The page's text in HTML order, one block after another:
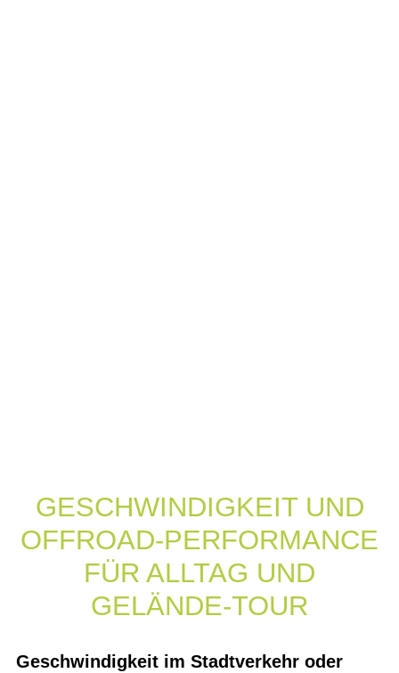
GESCHWINDIGKEIT UND
OFFROAD-PERFORMANCE
FÜR ALLTAG UND
GELÄNDE-TOUR
Geschwindigkeit im Stadtverkehr oder